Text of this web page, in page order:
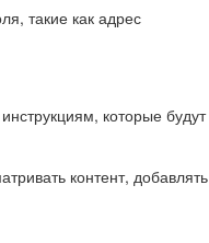
такие как адрес
которые будут
контент, добавлять